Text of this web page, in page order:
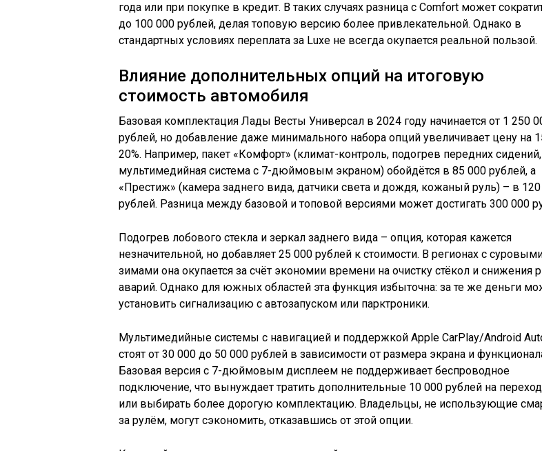
года или при покупке в кредит. В таких случаях разница с Comfort может
до 100 000 рублей, делая топовую версию более привлекательной. Однако в
стандартных условиях переплата за Luxe не всегда окупается реальной пользой.
Влияние дополнительных опций на итоговую
стоимость автомобиля
Базовая комплектация Лады Весты Универсал в 2024 году начинается от 1 250
рублей, но добавление даже минимального набора опций увеличивает цену на
20%. Например, пакет «Комфорт» (климат-контроль, подогрев передних сидений,
мультимедийная система с 7-дюймовым экраном) обойдётся в 85 000 рублей, а
«Престиж» (камера заднего вида, датчики света и дождя, кожаный руль) – в
рублей. Разница между базовой и топовой версиями может достигать 300 000
Подогрев лобового стекла и зеркал заднего вида – опция, которая кажется
незначительной, но добавляет 25 000 рублей к стоимости. В регионах с
зимами она окупается за счёт экономии времени на очистку стёкол и снижения
аварий. Однако для южных областей эта функция избыточна: за те же деньги
установить сигнализацию с автозапуском или парктроники.
Мультимедийные системы с навигацией и поддержкой Apple CarPlay/Android
стоят от 30 000 до 50 000 рублей в зависимости от размера экрана и
Базовая версия с 7-дюймовым дисплеем не поддерживает беспроводное
подключение, что вынуждает тратить дополнительные 10 000 рублей на
или выбирать более дорогую комплектацию. Владельцы, не использующие
за рулём, могут сэкономить, отказавшись от этой опции.